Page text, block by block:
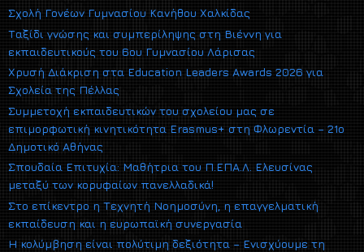
Σχολή Γονέων Γυμνασίου Κανήθου Χαλκίδας
Ταξίδι γνώσης και συμπερίληψης στη Βιέννη για
εκπαιδευτικούς του 6ου Γυμνασίου Λάρισας
Χρυσή Διάκριση στα Education Leaders Awards 2026 για
Σχολεία της Πέλλας
Συμμετοχή εκπαιδευτικών του σχολείου μας σε
επιμορφωτική κινητικότητα Erasmus+ στη Φλωρεντία – 21ο
Δημοτικό Αθήνας
Σπουδαία Επιτυχία: Μαθήτρια του Π.ΕΠΑ.Λ. Ελευσίνας
μεταξύ των κορυφαίων πανελλαδικά!
Στο επίκεντρο η Τεχνητή Νοημοσύνη, η επαγγελματική
εκπαίδευση και η ευρωπαϊκή συνεργασία
Η κολύμβηση είναι πολύτιμη δεξιότητα – Ενισχύουμε τη